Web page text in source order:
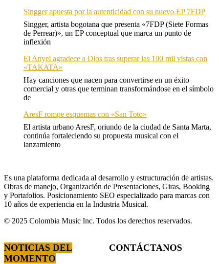
Singger apuesta por la autenticidad con su nuevo EP 7FDP
Singger, artista bogotana que presenta «7FDP (Siete Formas
de Perrear)», un EP conceptual que marca un punto de
inflexión
El Anyel agradece a Dios tras superar las 100 mil vistas con
«TAKATA»
Hay canciones que nacen para convertirse en un éxito
comercial y otras que terminan transformándose en el símbolo
de
AresF rompe esquemas con «San Toto»
El artista urbano AresF, oriundo de la ciudad de Santa Marta,
continúa fortaleciendo su propuesta musical con el
lanzamiento
Es una plataforma dedicada al desarrollo y estructuración de artistas.
Obras de manejo, Organización de Presentaciones, Giras, Booking
y Portafolios. Posicionamiento SEO especializado para marcas con
10 años de experiencia en la Industria Musical.
© 2025 Colombia Music Inc. Todos los derechos reservados.
NOTICIAS DEL
MOMENTO
CONTÁCTANOS